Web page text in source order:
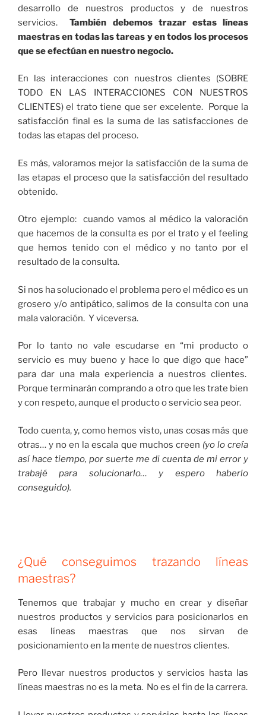
desarrollo de nuestros productos y de nuestros
servicios.También debemos trazar estas líneas
maestras en todas las tareas y en todos los procesos
que se efectúan en nuestro negocio.
En las interacciones con nuestros clientes (SOBRE
TODO EN LAS INTERACCIONES CON NUESTROS
CLIENTES) el trato tiene que ser excelente. Porque la
satisfacción final es la suma de las satisfacciones de
todas las etapas del proceso.
Es más, valoramos mejor la satisfacción de la suma de
las etapas el proceso que la satisfacción del resultado
obtenido.
Otro ejemplo: cuando vamos al médico la valoración
que hacemos de la consulta es por el trato y el feeling
que hemos tenido con el médico y no tanto por el
resultado de la consulta.
Si nos ha solucionado el problema pero el médico es un
grosero y/o antipático, salimos de la consulta con una
mala valoración. Y viceversa.
Por lo tanto no vale escudarse en “mi producto o
servicio es muy bueno y hace lo que digo que hace”
para dar una mala experiencia a nuestros clientes.
Porque terminarán comprando a otro que les trate bien
y con respeto, aunque el producto o servicio sea peor.
Todo cuenta, y, como hemos visto, unas cosas más que
otras… y no en la escala que muchos creen (yo lo creía
así hace tiempo, por suerte me di cuenta de mi error y
trabajé para solucionarlo… y espero haberlo
conseguido).
¿Qué conseguimos trazando líneas
maestras?
Tenemos que trabajar y mucho en crear y diseñar
nuestros productos y servicios para posicionarlos en
esas líneas maestras que nos sirvan de
posicionamiento en la mente de nuestros clientes.
Pero llevar nuestros productos y servicios hasta las
líneas maestras no es la meta. No es el fin de la carrera.